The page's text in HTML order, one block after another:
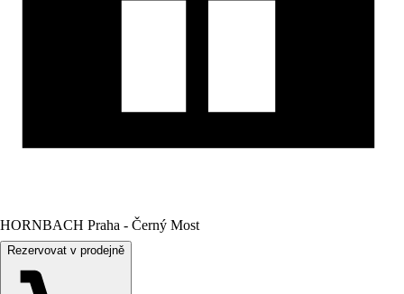
HORNBACH Praha - Černý Most
Rezervovat v prodejně